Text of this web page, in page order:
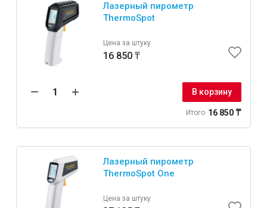
Лазерный пирометр
ThermoSpot
Цена за штуку
16 850 ₸
В корзину
Итого 16 850 ₸
Лазерный пирометр
ThermoSpot One
Цена за штуку
Монтажные ленты
Канаты, шнуры
Всё для дома и сада